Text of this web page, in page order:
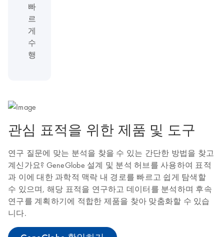
빠
르
게
수
행
관심 표적을 위한 제품 및 도구
연구 질문에 맞는 분석을 찾을 수 있는 간단한 방법을 찾고
계신가요? GeneGlobe 설계 및 분석 허브를 사용하여 표적
과 이에 대한 과학적 맥락 내 경로를 빠르고 쉽게 탐색할
수 있으며, 해당 표적을 연구하고 데이터를 분석하며 후속
연구를 계획하기에 적합한 제품을 찾아 맞춤화할 수 있습
니다.